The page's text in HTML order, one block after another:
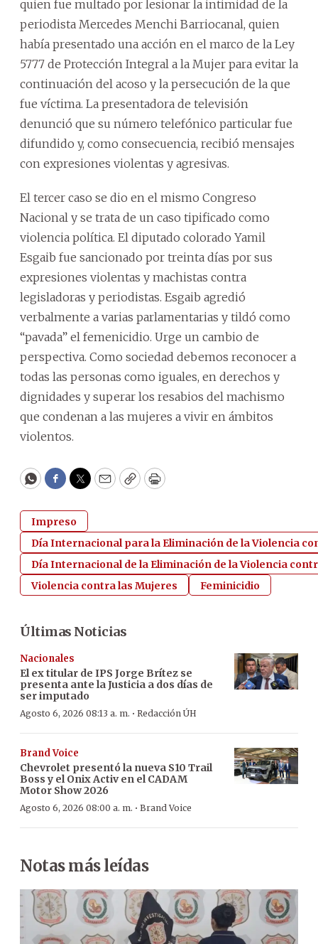
quien fue multado por lesionar la intimidad de la
periodista Mercedes Menchi Barriocanal, quien
había presentado una acción en el marco de la Ley
5777 de Protección Integral a la Mujer para evitar la
continuación del acoso y la persecución de la que
fue víctima. La presentadora de televisión
denunció que su número telefónico particular fue
difundido y, como consecuencia, recibió mensajes
con expresiones violentas y agresivas.
El tercer caso se dio en el mismo Congreso
Nacional y se trata de un caso tipificado como
violencia política. El diputado colorado Yamil
Esgaib fue sancionado por treinta días por sus
expresiones violentas y machistas contra
legisladoras y periodistas. Esgaib agredió
verbalmente a varias parlamentarias y tildó como
“pavada” el femenicidio. Urge un cambio de
perspectiva. Como sociedad debemos reconocer a
todas las personas como iguales, en derechos y
dignidades y superar los resabios del machismo
que condenan a las mujeres a vivir en ámbitos
violentos.
WhatsApp
Facebook
Twitter
EmailCopyPrint
Impreso
Día Internacional para la Eliminación de la Violencia
Día Internacional de la Eliminación de la Violencia
Violencia contra las Mujeres
Feminicidio
Últimas Noticias
Nacionales
El ex titular de IPS Jorge Brítez se
presenta ante la Justicia a dos días de
ser imputado
Agosto 6, 2026 08:13 a. m. · Redacción ÚH
Brand Voice
Chevrolet presentó la nueva S10 Trail
Boss y el Onix Activ en el CADAM
Motor Show 2026
Agosto 6, 2026 08:00 a. m. · Brand Voice
Notas más leídas